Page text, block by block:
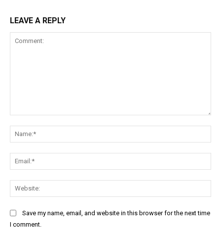
LEAVE A REPLY
Save my name, email, and website in this browser for the next time
I comment.